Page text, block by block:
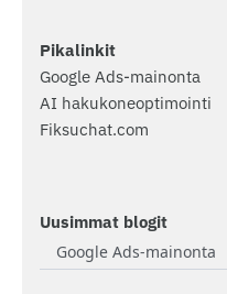
Pikalinkit
Google Ads-mainonta
AI hakukoneoptimointi
Fiksuchat.com
Uusimmat blogit
Google Ads-mainonta